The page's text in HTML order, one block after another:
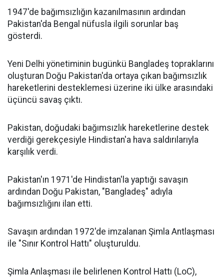
1947'de bağımsızlığın kazanılmasının ardından
Pakistan'da Bengal nüfusla ilgili sorunlar baş
gösterdi.
Yeni Delhi yönetiminin bugünkü Bangladeş topraklarını
oluşturan Doğu Pakistan'da ortaya çıkan bağımsızlık
hareketlerini desteklemesi üzerine iki ülke arasındaki
üçüncü savaş çıktı.
Pakistan, doğudaki bağımsızlık hareketlerine destek
verdiği gerekçesiyle Hindistan'a hava saldırılarıyla
karşılık verdi.
Pakistan'ın 1971'de Hindistan'la yaptığı savaşın
ardından Doğu Pakistan, "Bangladeş" adıyla
bağımsızlığını ilan etti.
Savaşın ardından 1972'de imzalanan Şimla Antlaşması
ile "Sınır Kontrol Hattı" oluşturuldu.
Şimla Anlaşması ile belirlenen Kontrol Hattı (LoC),